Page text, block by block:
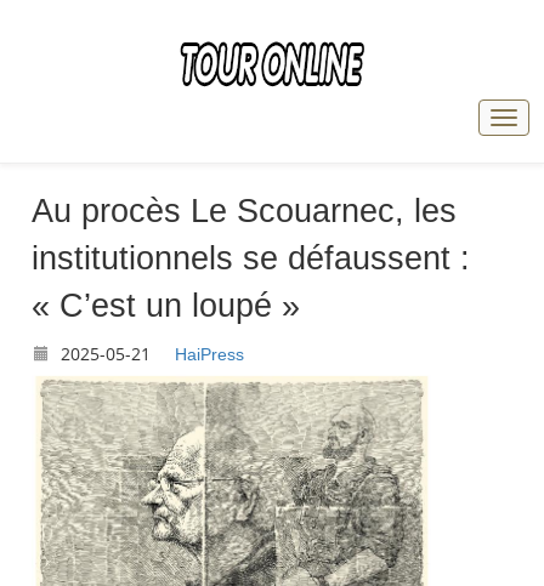
Au procès Le Scouarnec, les
institutionnels se défaussent :
« C’est un loupé »
2025-05-21 HaiPress